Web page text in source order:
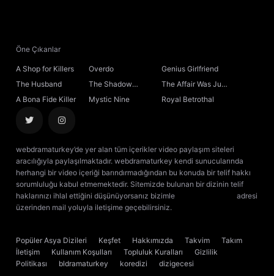
23. Bölüm
24. Bölüm
26. Bölüm
27. Bölüm
29. Bölüm
Öne Çıkanlar
A Shop for Killers Overdo
Genius Girlfriend
The Husband
The Shadow
Sovereign
The Affair Was Just
the Beginning
A Bona Fide Killer Mystic Nine Royal Betrothal
webdramaturkey’de yer alan tüm içerikler video paylaşım siteleri
aracılığıyla paylaşılmaktadır. webdramaturkey kendi sunucularında
herhangi bir video içeriği barındırmadığından bu konuda bir telif hakkı
sorumluluğu kabul etmemektedir. Sitemizde bulunan bir dizinin telif
haklarınızı ihlal ettiğini düşünüyorsanız bizimle
adresi
üzerinden mail yoluyla iletişime geçebilirsiniz.
Popüler Asya Dizileri Keşfet Hakkımızda Takvim
Takım
İletişim
Kullanım Koşulları Topluluk Kuralları
Gizlilik
Politikası
bldramaturkey koredizi
dizigecesi